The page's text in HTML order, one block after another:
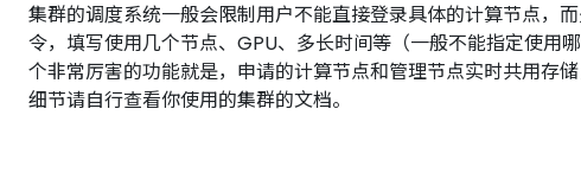
集群的调度系统一般会限制用户不能直接登录具体的计算节点，
令，填写使用几个节点、GPU、多长时间等（一般不能指定使用
个非常厉害的功能就是，申请的计算节点和管理节点实时共用存
细节请自行查看你使用的集群的文档。